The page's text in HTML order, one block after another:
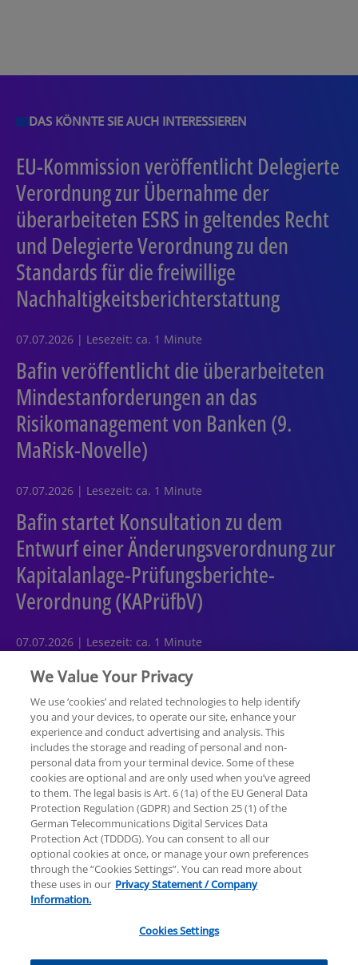
DAS KÖNNTE SIE AUCH INTERESSIEREN
EU-Kommission veröffentlicht Delegierte
Verordnung zur Übernahme der
überarbeiteten ESRS in geltendes Recht
und Delegierte Verordnung zu den
Standards für die freiwillige
Nachhaltigkeitsberichterstattung
07.07.2026 | Lesezeit: ca. 1 Minute
Bafin veröffentlicht die überarbeiteten
Mindestanforderungen an das
Risikomanagement von Banken (9.
MaRisk-Novelle)
07.07.2026 | Lesezeit: ca. 1 Minute
Bafin startet Konsultation zu dem
Entwurf einer Änderungsverordnung zur
Kapitalanlage-Prüfungsberichte-
Verordnung (KAPrüfbV)
07.07.2026 | Lesezeit: ca. 1 Minute
Rechtliche Hinweise Datenschutzerklärung
Sitemap Hilfe Unternehmensangaben
© 2025 KPMG AG Wirtschaftsprüfungsgesellschaft,
eine Aktiengesellschaft nach deutschem Recht und
ein Mitglied der globalen KPMG-Organisation
unabhängiger Mitgliedsfirmen, die KPMG
International Limited, einer Private English Company
We Value Your Privacy
We use ‘cookies’ and related technologies to help identify
you and your devices, to operate our site, enhance your
experience and conduct advertising and analysis. This
includes the storage and reading of personal and non-
personal data from your terminal device. Some of these
cookies are optional and are only used when you’ve agreed
to them. The legal basis is Art. 6 (1a) of the EU General Data
Protection Regulation (GDPR) and Section 25 (1) of the
German Telecommunications Digital Services Data
Protection Act (TDDDG). You can consent to all our
optional cookies at once, or manage your own preferences
through the “Cookies Settings”. You can read more about
these uses in our Privacy Statement / Company
Information.
Cookies Settings